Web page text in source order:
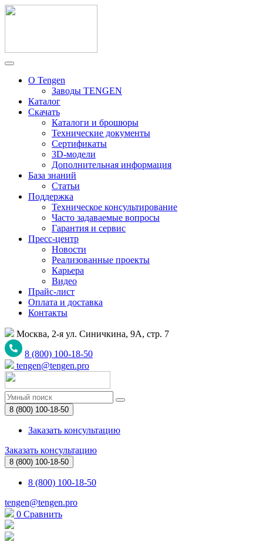
О Tengen
Заводы TENGEN
Каталог
Скачать
Каталоги и брошюры
Технические документы
Сертификаты
3D-модели
Дополнительная информация
База знаний
Статьи
Поддержка
Техническое консультирование
Часто задаваемые вопросы
Гарантия и сервис
Пресс-центр
Новости
Реализованные проекты
Карьера
Видео
Прайс-лист
Оплата и доставка
Контакты
Москва, 2-я ул. Синичкина, 9А, стр. 7
8 (800) 100-18-50
tengen@tengen.pro
8 (800) 100-18-50
Заказать консультацию
Заказать консультацию
8 (800) 100-18-50
8 (800) 100-18-50
tengen@tengen.pro
0 Сравнить